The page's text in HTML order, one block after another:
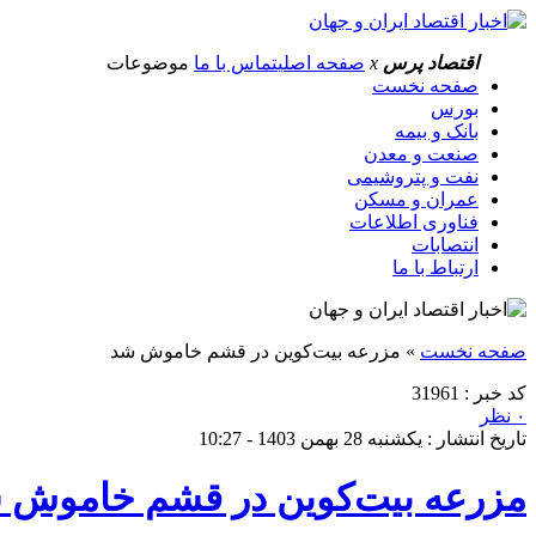
اقتصاد پرس x صفحه اصلیتماس با ما موضوعات
صفحه نخست
بورس
بانک و بیمه
صنعت و معدن
نفت و پتروشیمی
عمران و مسکن
فناوری اطلاعات
انتصابات
ارتباط با ما
صفحه نخست » مزرعه بیت‌کوین در قشم خاموش شد
کد خبر : 31961
۰ نظر
تاریخ انتشار : یکشنبه 28 بهمن 1403 - 10:27
مزرعه بیت‌کوین در قشم